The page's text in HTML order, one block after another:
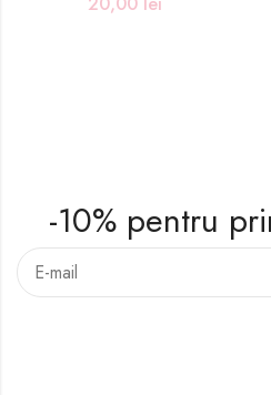
-10% pentru